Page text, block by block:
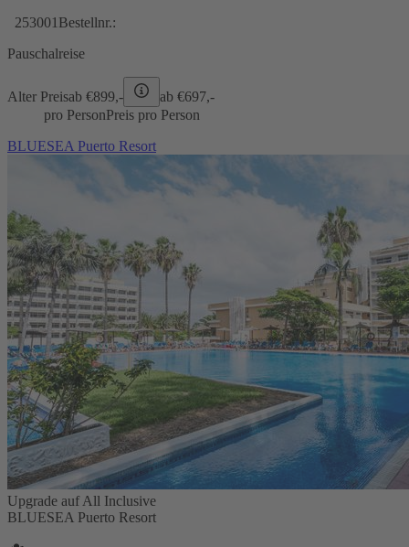
253001 Bestellnr.:
Pauschalreise
Alter Preisab €899,- ab €697,-
pro PersonPreis pro Person
BLUESEA Puerto Resort
Upgrade auf All Inclusive
BLUESEA Puerto Resort